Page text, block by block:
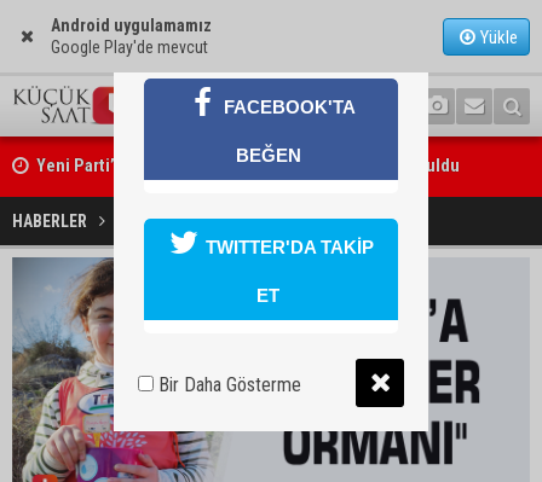
Android uygulamamız
Google Play'de mevcut
Yükle
Yeni Parti’nin Sarıçam ve Karataş teşkilatları oluşturuldu
Feke Belediye Başkanı Cömert Özen, Adana Valisi Mustafa Yavuz’u
ziyaret etti
HABERLER YAŞAM Kozan’a "Şehitler Ormanı"
FACEBOOK'TA
BEĞEN
TWITTER'DA TAKİP
ET
Bir Daha Gösterme